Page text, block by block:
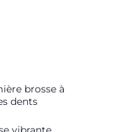
brosse à
dents